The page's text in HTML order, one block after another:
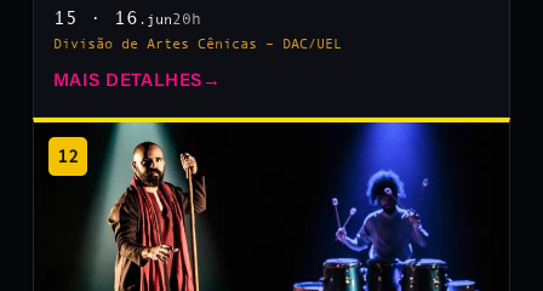
15 · 16 .jun20h
Divisão de Artes Cênicas – DAC/UEL
MAIS DETALHES →
12